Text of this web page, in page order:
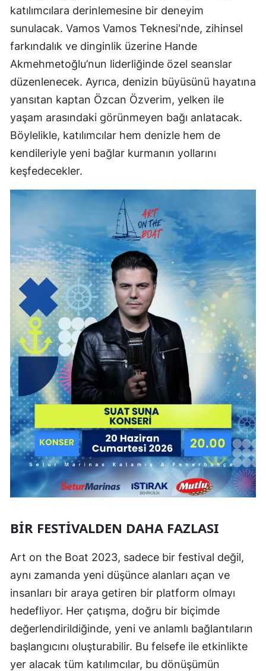
katılımcılara derinlemesine bir deneyim
sunulacak. Vamos Vamos Teknesi'nde, zihinsel
farkındalık ve dinginlik üzerine Hande
Akmehmetoğlu’nun liderliğinde özel seanslar
düzenlenecek. Ayrıca, denizin büyüsünü hayatına
yansıtan kaptan Özcan Özverim, yelken ile
yaşam arasındaki görünmeyen bağı anlatacak.
Böylelikle, katılımcılar hem denizle hem de
kendileriyle yeni bağlar kurmanın yollarını
keşfedecekler.
BIR FESTIVALDEN DAHA FAZLASI
Art on the Boat 2023, sadece bir festival değil,
aynı zamanda yeni düşünce alanları açan ve
insanları bir araya getiren bir platform olmayı
hedefliyor. Her çatışma, doğru bir biçimde
değerlendirildiğinde, yeni ve anlamlı bağlantıların
başlangıcını oluşturabilir. Bu felsefe ile etkinlikte
yer alacak tüm katılımcılar, bu dönüşümün